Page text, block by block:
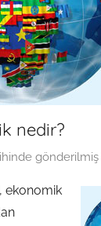
nedir?
gönderilmiş
ekonomik